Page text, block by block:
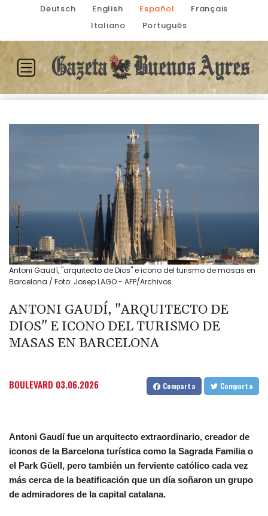
Deutsch English Español
Français
Italiano
Português
Antoni Gaudí, "arquitecto de Dios" e icono del turismo de masas en
Barcelona / Foto: Josep LAGO - AFP/Archivos
ANTONI GAUDÍ, "ARQUITECTO DE
DIOS" E ICONO DEL TURISMO DE
MASAS EN BARCELONA
BOULEVARD 03.06.2026 Comparta Comparta
Antoni Gaudí fue un arquitecto extraordinario, creador de
iconos de la Barcelona turística como la Sagrada Familia o
el Park Güell, pero también un ferviente católico cada vez
más cerca de la beatificación que un día soñaron un grupo
de admiradores de la capital catalana.